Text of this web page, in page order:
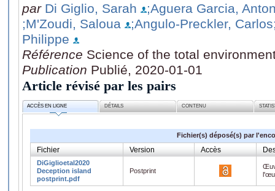
par Di Giglio, Sarah
;Aguera Garcia,
;M'Zoudi, Saloua
;Angulo-Preckler, Carlos
Philippe
Référence Science of the total
Publication Publié, 2020-01-01
Article révisé par les pairs
ACCÈS EN LIGNE DÉTAILS CONTENU
Fichier(s) déposé(s) par
Fichier Version Accès
DiGiglioetal2020
Deception island
postprint.pdf
Postprint